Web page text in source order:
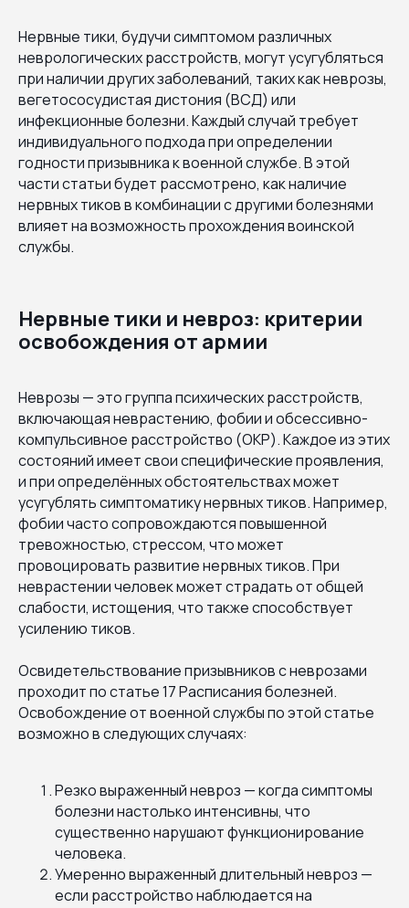
Нервные тики, будучи симптомом различных
неврологических расстройств, могут усугубляться
при наличии других заболеваний, таких как неврозы,
вегетососудистая дистония (ВСД) или
инфекционные болезни. Каждый случай требует
индивидуального подхода при определении
годности призывника к военной службе. В этой
части статьи будет рассмотрено, как наличие
нервных тиков в комбинации с другими болезнями
влияет на возможность прохождения воинской
службы.
Нервные тики и невроз: критерии
освобождения от армии
Неврозы — это группа психических расстройств,
включающая неврастению, фобии и обсессивно-
компульсивное расстройство (ОКР). Каждое из этих
состояний имеет свои специфические проявления,
и при определённых обстоятельствах может
усугублять симптоматику нервных тиков. Например,
фобии часто сопровождаются повышенной
тревожностью, стрессом, что может
провоцировать развитие нервных тиков. При
неврастении человек может страдать от общей
слабости, истощения, что также способствует
усилению тиков.
Освидетельствование призывников с неврозами
проходит по статье 17 Расписания болезней.
Освобождение от военной службы по этой статье
возможно в следующих случаях:
Резко выраженный невроз — когда симптомы
болезни настолько интенсивны, что
существенно нарушают функционирование
человека.
Умеренно выраженный длительный невроз —
если расстройство наблюдается на